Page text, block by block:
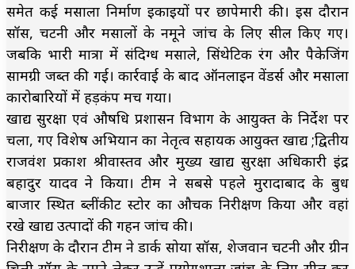
समेत कई मसाला निर्माण इकाइयों पर छापेमारी की। इस दौरान
सॉस, चटनी और मसालों के नमूने जांच के लिए सील किए गए।
जबकि भारी मात्रा में संदिग्ध मसाले, सिंथेटिक रंग और पैकेजिंग
सामग्री जब्त की गई। कार्रवाई के बाद ऑनलाइन वेंडर्स और मसाला
कारोबारियों में हड़कंप मच गया।
खाद्य सुरक्षा एवं औषधि प्रशासन विभाग के आयुक्त के निर्देश पर
चला, गए विशेष अभियान का नेतृत्व सहायक आयुक्त खाद्य ;द्वितीय
राजवंश प्रकाश श्रीवास्तव और मुख्य खाद्य सुरक्षा अधिकारी इंद्र
बहादुर यादव ने किया। टीम ने सबसे पहले मुरादाबाद के बुध
बाजार स्थित ब्लींकीट स्टोर का औचक निरीक्षण किया और वहां
रखे खाद्य उत्पादों की गहन जांच की।
निरीक्षण के दौरान टीम ने डार्क सोया सॉस, शेजवान चटनी और ग्रीन